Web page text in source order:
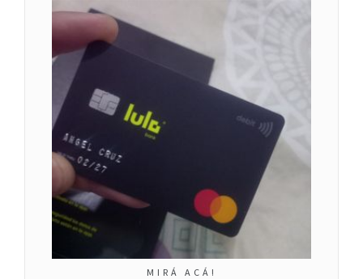
MIRÁ ACÁ!